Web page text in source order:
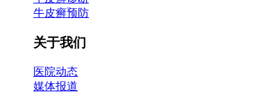
牛皮癣预防
关于我们
医院动态
媒体报道